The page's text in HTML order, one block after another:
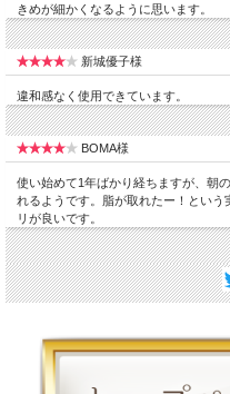
きめが細かくなるように思います。
新城優子様
違和感なく使用できています。
BOMA様
使い始めて1年ばかり経ちますが、朝
れるようです。脂が取れたー！とい
リが良いです。